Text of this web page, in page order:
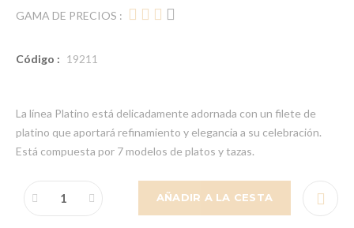
GAMA DE PRECIOS :
Código : 19211
La línea Platino está delicadamente adornada con un filete de
platino que aportará refinamiento y elegancia a su celebración.
Está compuesta por 7 modelos de platos y tazas.
AÑADIR A LA CESTA